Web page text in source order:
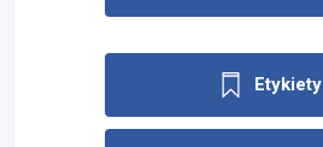
Etykiety